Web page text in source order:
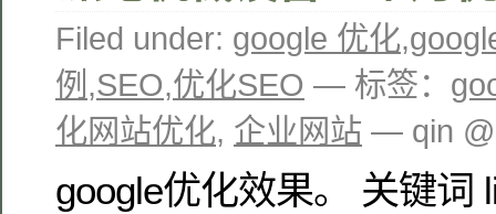
Filed under: google 优化,
例 ,SEO,优化SEO — 标签：
化网站优化, 企业网站 — qin
google优化效果。 关键词